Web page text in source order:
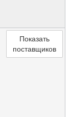
Показать
поставщиков